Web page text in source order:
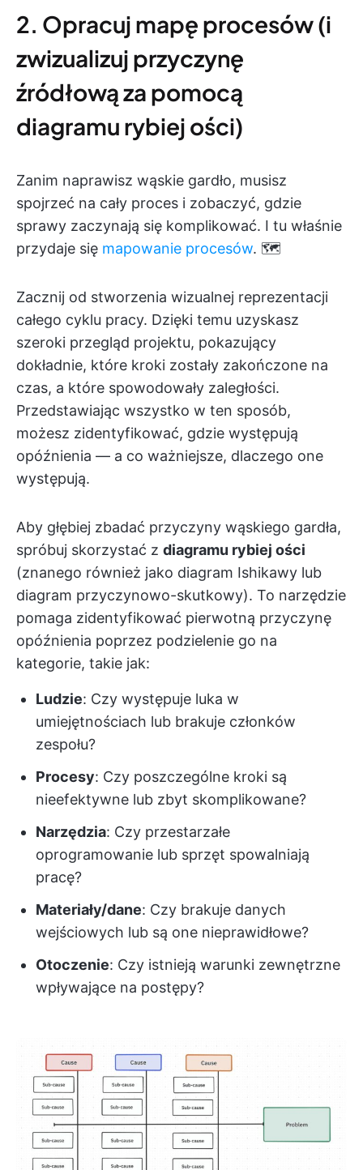
2. Opracuj mapę procesów (i
zwizualizuj przyczynę
źródłową za pomocą
diagramu rybiej ości)
Zanim naprawisz wąskie gardło, musisz
spojrzeć na cały proces i zobaczyć, gdzie
sprawy zaczynają się komplikować. I tu właśnie
przydaje się mapowanie procesów. 🗺️
Zacznij od stworzenia wizualnej reprezentacji
całego cyklu pracy. Dzięki temu uzyskasz
szeroki przegląd projektu, pokazujący
dokładnie, które kroki zostały zakończone na
czas, a które spowodowały zaległości.
Przedstawiając wszystko w ten sposób,
możesz zidentyfikować, gdzie występują
opóźnienia — a co ważniejsze, dlaczego one
występują.
Aby głębiej zbadać przyczyny wąskiego gardła,
spróbuj skorzystać z diagramu rybiej ości
(znanego również jako diagram Ishikawy lub
diagram przyczynowo-skutkowy). To narzędzie
pomaga zidentyfikować pierwotną przyczynę
opóźnienia poprzez podzielenie go na
kategorie, takie jak:
Ludzie: Czy występuje luka w
umiejętnościach lub brakuje członków
zespołu?
Procesy: Czy poszczególne kroki są
nieefektywne lub zbyt skomplikowane?
Narzędzia: Czy przestarzałe
oprogramowanie lub sprzęt spowalniają
pracę?
Materiały/dane: Czy brakuje danych
wejściowych lub są one nieprawidłowe?
Otoczenie: Czy istnieją warunki zewnętrzne
wpływające na postępy?